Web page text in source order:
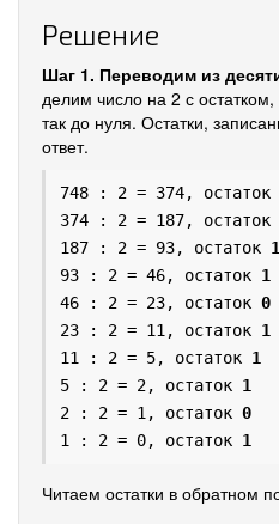
Решение
Шаг 1. Переводим из
делим число на 2 с
так до нуля. Остатки,
ответ.
748 : 2 = 374, остаток
374 : 2 = 187, остаток
187 : 2 = 93, остаток 1
93 : 2 = 46, остаток 1
46 : 2 = 23, остаток 0
23 : 2 = 11, остаток 1
11 : 2 = 5, остаток 1
5 : 2 = 2, остаток 1
2 : 2 = 1, остаток 0
1 : 2 = 0, остаток 1
Читаем остатки в обратном